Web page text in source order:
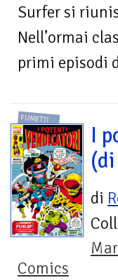
Surfer si
Nell’ormai
primi episodi
FUMETTI
I
di
Comics